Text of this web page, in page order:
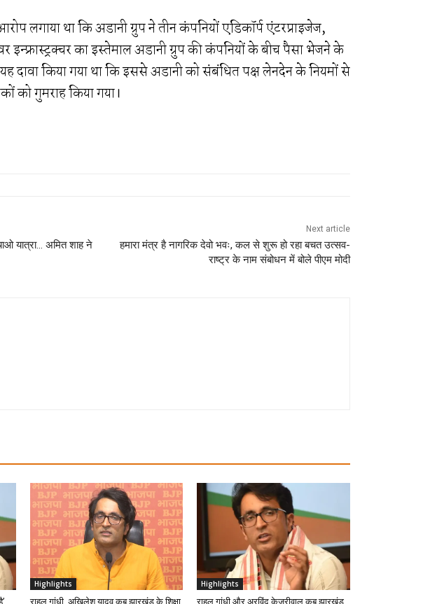
लगाया था कि अडानी ग्रुप ने तीन कंपनियों एडिकॉर्प एंटरप्राइजेज,
इन्फ्रास्ट्रक्चर का इस्तेमाल अडानी ग्रुप की कंपनियों के बीच पैसा भेजने के
दावा किया गया था कि इससे अडानी को संबंधित पक्ष लेनदेन के नियमों से
को गुमराह किया गया।
यात्रा… अमित शाह ने
Next article
हमारा मंत्र है नागरिक देवो भवः, कल से शुरू हो रहा बचत उत्सव-
राष्ट्र के नाम संबोधन में बोले पीएम मोदी
Highlights
राहुल गांधी, अखिलेश यादव कब झारखंड के शिक्षा
Highlights
राहुल गांधी और अरविंद केजरीवाल कब झारखंड